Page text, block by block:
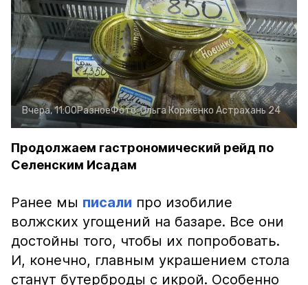
Вчера, 11:00РазноеФото:Ольга Корженко Астрахань 24
Продолжаем гастрономический рейд по
Селенским Исадам
Ранее мы писали про изобилие
волжских угощений на базаре. Все они
достойны того, чтобы их попробовать.
И, конечно, главным украшением стола
станут бутерброды с икрой. Особенно